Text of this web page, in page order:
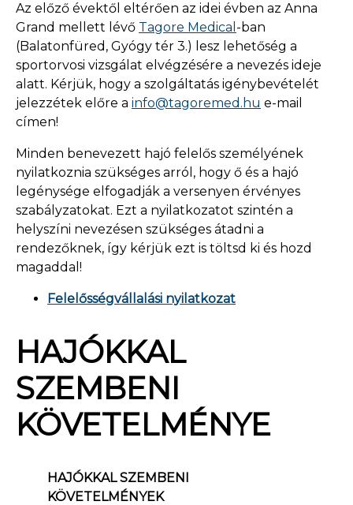
Az előző évektől eltérően az idei évben az Anna
Grand mellett lévő Tagore Medical -ban
(Balatonfüred, Gyógy tér 3.) lesz lehetőség a
sportorvosi vizsgálat elvégzésére a nevezés ideje
alatt. Kérjük, hogy a szolgáltatás igénybevételét
jelezzétek előre a info@tagoremed.hu e-mail
címen!
Minden benevezett hajó felelős személyének
nyilatkoznia szükséges arról, hogy ő és a hajó
legénysége elfogadják a versenyen érvényes
szabályzatokat. Ezt a nyilatkozatot szintén a
helyszíni nevezésen szükséges átadni a
rendezőknek, így kérjük ezt is töltsd ki és hozd
magaddal!
Felelősségvállalási nyilatkozat
HAJÓKKAL
SZEMBENI
KÖVETELMÉNYE
HAJÓKKAL SZEMBENI
KÖVETELMÉNYEK